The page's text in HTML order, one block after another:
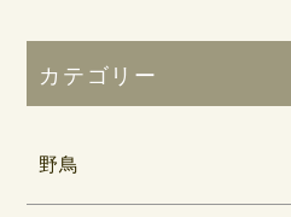
カテゴリー
野鳥